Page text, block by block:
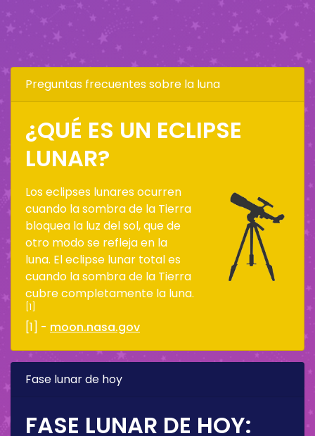
Preguntas frecuentes sobre la luna
¿QUÉ ES UN ECLIPSE
LUNAR?
Los eclipses lunares ocurren
cuando la sombra de la Tierra
bloquea la luz del sol, que de
otro modo se refleja en la
luna. El eclipse lunar total es
cuando la sombra de la Tierra
cubre completamente la luna.
[1]
[1] - moon.nasa.gov
Fase lunar de hoy
FASE LUNAR DE HOY: